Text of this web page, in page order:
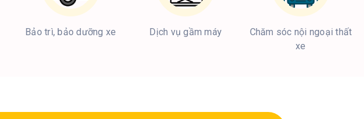
Bảo trì, bảo dưỡng xe Dịch vụ gầm máy
Chăm sóc nội ngoại thất
xe